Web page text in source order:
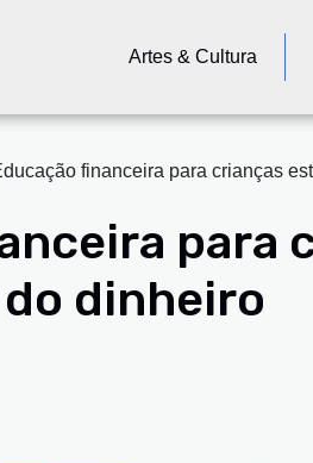
Artes & Cultura
financeira para crianças
para
dinheiro